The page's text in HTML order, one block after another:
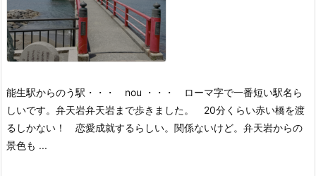
能生駅からのう駅・・・ nou ・・・ ローマ字で一番短い駅名ら
しいです。 弁天岩弁天岩まで歩きました。 20分くらい赤い橋を渡
るしかない！ 恋愛成就するらしい。関係ないけど。 弁天岩からの
景色も ...